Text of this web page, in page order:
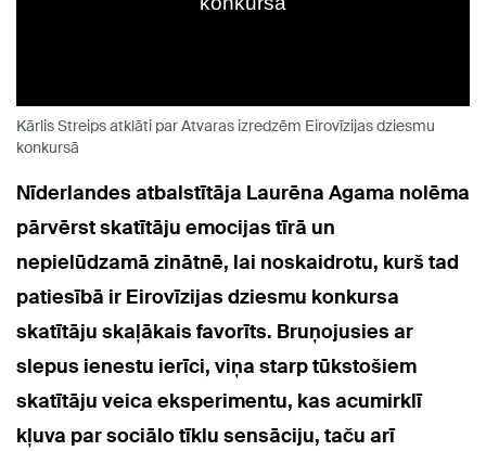
Kārlis Streips atklāti par Atvaras izredzēm Eirovīzijas dziesmu
konkursā
Nīderlandes atbalstītāja Laurēna Agama nolēma
pārvērst skatītāju emocijas tīrā un
nepielūdzamā zinātnē, lai noskaidrotu, kurš tad
patiesībā ir Eirovīzijas dziesmu konkursa
skatītāju skaļākais favorīts. Bruņojusies ar
slepus ienestu ierīci, viņa starp tūkstošiem
skatītāju veica eksperimentu, kas acumirklī
kļuva par sociālo tīklu sensāciju, taču arī